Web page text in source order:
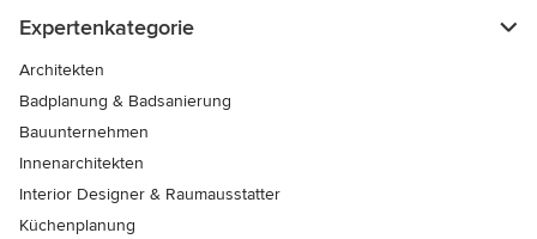
Expertenkategorie
Architekten
Badplanung & Badsanierung
Bauunternehmen
Innenarchitekten
Interior Designer & Raumausstatter
Küchenplanung